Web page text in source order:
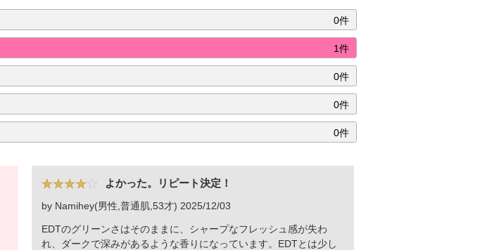
0件
1件
0件
0件
0件
よかった。リピート決定！
by Namihey(男性,普通肌,53才) 2025/12/03
EDTのグリーンさはそのままに、シャープなフレッシュ感が失わ
れ、ダークで深みがあるような香りになっています。EDTとは少し